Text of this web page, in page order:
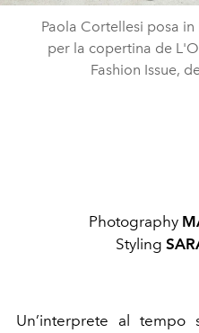
Paola Cortellesi posa in
per la copertina de
Fashion Issue,
Photography
Styling
Un’interprete al